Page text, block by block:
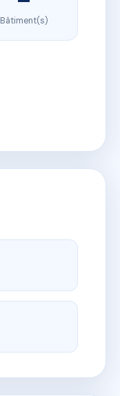
Bâtiment(s)